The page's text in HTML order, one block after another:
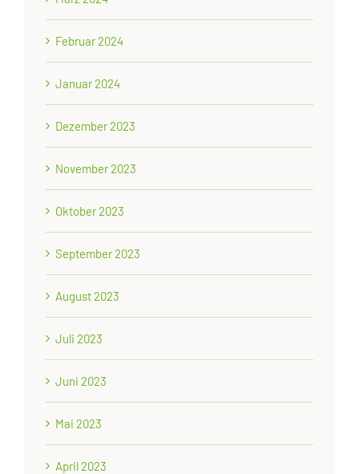
Februar 2024
Januar 2024
Dezember 2023
November 2023
Oktober 2023
September 2023
August 2023
Juli 2023
Juni 2023
Mai 2023
April 2023